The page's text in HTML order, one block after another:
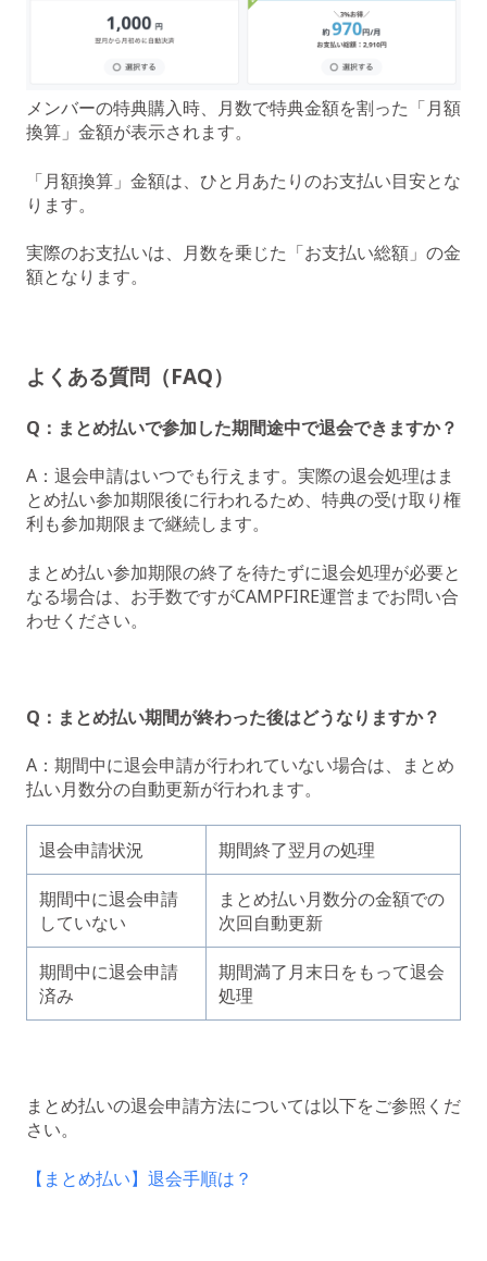
メンバーの特典購入時、月数で特典金額を割った「月額
換算」金額が表示されます。
「月額換算」金額は、ひと月あたりのお支払い目安とな
ります。
実際のお支払いは、月数を乗じた「お支払い総額」の金
額となります。
よくある質問（FAQ）
Q：まとめ払いで参加した期間途中で退会できますか？
A：退会申請はいつでも行えます。実際の退会処理はま
とめ払い参加期限後に行われるため、特典の受け取り権
利も参加期限まで継続します。
まとめ払い参加期限の終了を待たずに退会処理が必要と
なる場合は、お手数ですがCAMPFIRE運営までお問い合
わせください。
Q：まとめ払い期間が終わった後はどうなりますか？
A：期間中に退会申請が行われていない場合は、まとめ
払い月数分の自動更新が行われます。
退会申請状況 期間終了翌月の処理
期間中に退会申請
していない
まとめ払い月数分の金額での
次回自動更新
期間中に退会申請
済み
期間満了月末日をもって退会
処理
まとめ払いの退会申請方法については以下をご参照くだ
さい。
【まとめ払い】退会手順は？